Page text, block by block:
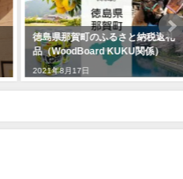
徳島県那賀町のふるさと納税返礼
品（WoodBoard KUKU関係）
2021年8月17日